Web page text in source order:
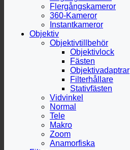
Flergångskameror
360-Kameror
Instantkameror
Objektiv
Objektivtillbehör
Objektivlock
Fästen
Objektivadaptrar
Filterhållare
Stativfästen
Vidvinkel
Normal
Tele
Makro
Zoom
Anamorfiska